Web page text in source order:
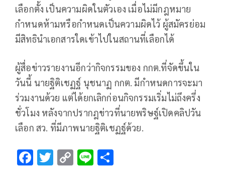
เลือกตั้ง เป็นความผิดในตัวเอง เมื่อไม่มีกฎหมาย
กำหนดห้ามหรือกำหนดเป็นความผิดไว้ ผู้สมัครย่อม
มีสิทธินำเอกสารใดเข้าไปในสถานที่เลือกได้
ผู้สื่อข่าวรายงานอีกว่ากิจกรรมของ กกต.ที่จัดขึ้นใน
วันนี้ นายฐิติเชฏฐ์ นุชนาฏ กกต. มีกำหนดการจะมา
ร่วมงานด้วย แต่ได้ยกเลิกก่อนกิจกรรมเริ่มไม่ถึงครึ่ง
ชั่วโมง หลังจากปรากฎข่าวที่นายพริษฐ์เปิดคลิปวัน
เลือก สว. ที่มีภาพนายฐิติเชฏฐ์ด้วย.
F T C Li